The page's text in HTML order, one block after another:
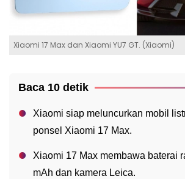
Xiaomi 17 Max dan Xiaomi YU7 GT. (Xiaomi)
Baca 10 detik
Xiaomi siap meluncurkan mobil
ponsel Xiaomi 17 Max.
Xiaomi 17 Max membawa baterai
mAh dan kamera Leica.